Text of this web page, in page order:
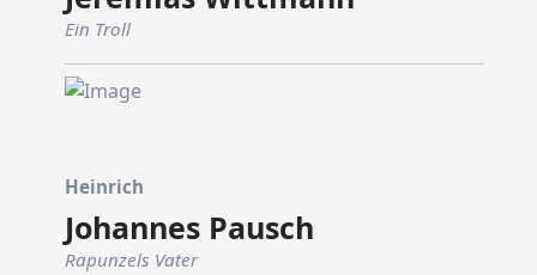
Ein Troll
Heinrich
Johannes Pausch
Rapunzels Vater